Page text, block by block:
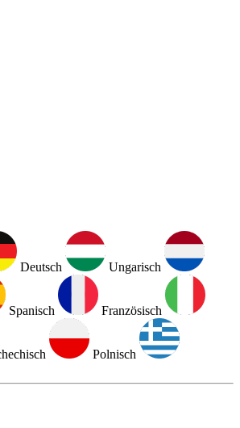
Deutsch Ungarisch
Spanisch Französisch
Polnisch